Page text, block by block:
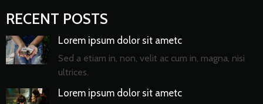
RECENT POSTS
Lorem ipsum dolor sit ametc
Sed a etiam in, non, velit ac cum in, magna, nisi
ultrices.
Lorem ipsum dolor sit ametc